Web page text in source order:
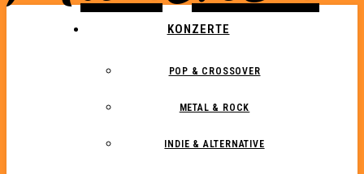
KONZERTE
POP & CROSSOVER
METAL & ROCK
INDIE & ALTERNATIVE